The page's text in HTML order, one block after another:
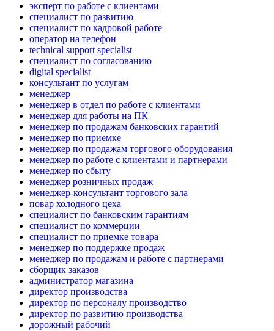
эксперт по работе с клиентами
специалист по развитию
специалист по кадровой работе
опeрaтoр нa тeлeфoн
technical support specialist
специалист по согласованию
digital specialist
консультант по услугам
менеджер
менеджер в отдел по работе с клиентами
менеджер для работы на ПК
менеджер по продажам банковских гарантий
менеджер по приемке
менеджер по продажам торгового оборудования
менеджер по работе с клиентами и партнерами
менеджер по сбыту
менеджер розничных продаж
менеджер-консультант торгового зала
повар холодного цеха
специалист по банковским гарантиям
специалист по коммерции
специалист по приемке товара
менеджер по поддержке продаж
менеджер по продажам и работе с партнерами
сборщик заказов
администратор магазина
директор производства
директор по персоналу производство
директор по развитию производства
дорожный рабочий